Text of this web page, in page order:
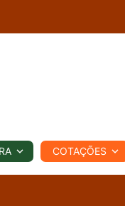
REGIONAL
COTAÇÕES